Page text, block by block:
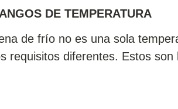
DE TEMPERATURA
de frío no es una sola
requisitos diferentes. Estos